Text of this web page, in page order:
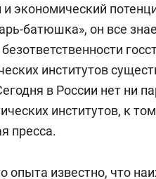
и экономический
батюшка», он все
институтов
в России нет ни
институтов, к
пресса.
опыта известно, что